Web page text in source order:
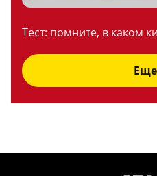
Тест: помните, в каком
Еще